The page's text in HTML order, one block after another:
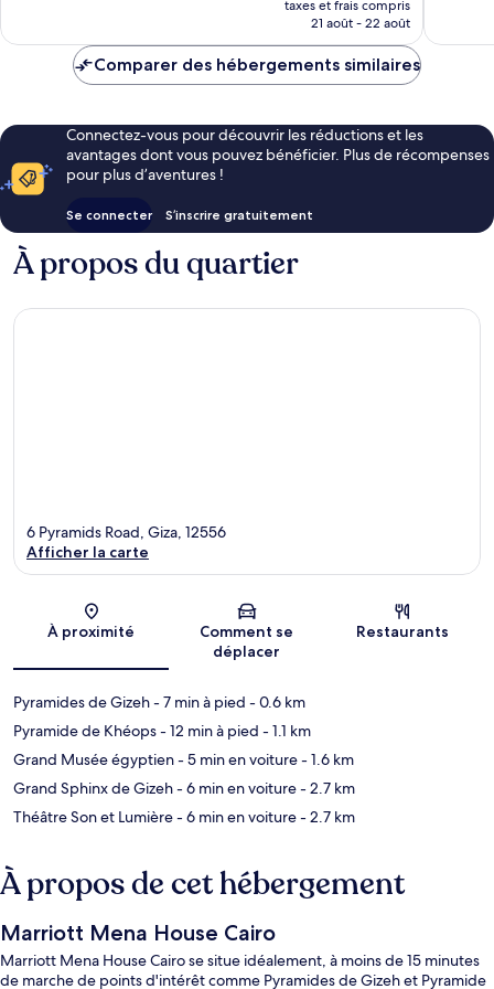
prix
de
taxes et frais compris
21 août - 22 août
Comparer des hébergements similaires
Connectez-vous pour découvrir les réductions et les
avantages dont vous pouvez bénéficier. Plus de récompenses
pour plus d’aventures !
Se connecter S’inscrire gratuitement
À propos du quartier
Carte
6 Pyramids Road, Giza, 12556
Afficher la carte
À proximité
Comment se
déplacer
Restaurants
Pyramides de Gizeh- 7 min à pied - 0.6 km
Pyramide de Khéops- 12 min à pied - 1.1 km
Grand Musée égyptien- 5 min en voiture- 1.6 km
Grand Sphinx de Gizeh- 6 min en voiture- 2.7 km
Théâtre Son et Lumière- 6 min en voiture- 2.7 km
À propos de cet hébergement
Marriott Mena House Cairo
Marriott Mena House Cairo se situe idéalement, à moins de 15 minutes
de marche de points d'intérêt comme Pyramides de Gizeh et Pyramide